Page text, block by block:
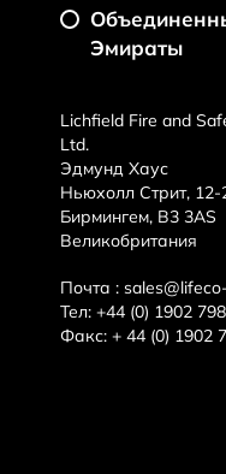
Эмираты
Lichfield Fire and
Ltd.
Эдмунд Хаус
Ньюхолл Стрит, 12-
Бирмингем, B3 3AS
Великобритания
Почта :
Тел: +44 (0) 1902
Факс:+ 44 (0) 1902